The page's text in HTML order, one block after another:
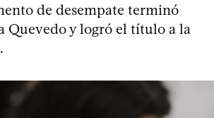
de desempate terminó
Quevedo y logró el título a la